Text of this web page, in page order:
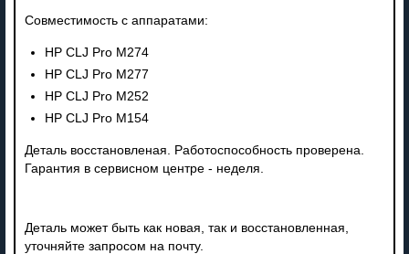
Совместимость с аппаратами:
HP CLJ Pro M274
HP CLJ Pro M277
HP CLJ Pro M252
HP CLJ Pro M154
Деталь восстановленая. Работоспособность проверена.
Гарантия в сервисном центре - неделя.
Деталь может быть как новая, так и восстановленная,
уточняйте запросом на почту.